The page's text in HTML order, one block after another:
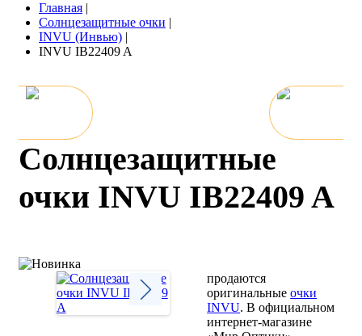
Главная |
Солнцезащитные очки |
INVU (Инвью) |
INVU IB22409 A
Солнцезащитные
очки INVU IB22409 A
продаются
оригинальныеочки
INVU. В официальном
интернет-магазине